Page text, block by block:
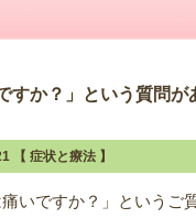
すか？」という質問が
【 症状と療法 】
痛いですか？」というご